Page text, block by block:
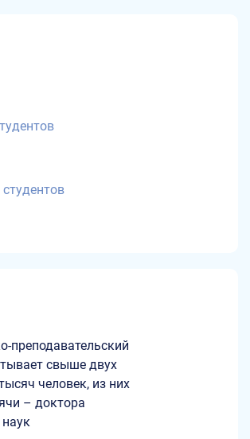
преподавательский
свыше двух
человек, из них
– доктора